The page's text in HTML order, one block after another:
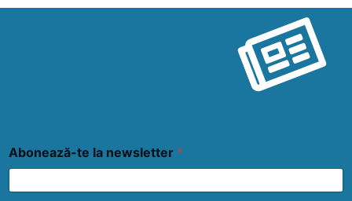
Abonează-te la newsletter *